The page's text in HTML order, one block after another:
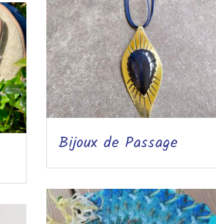
Bijoux de Passage